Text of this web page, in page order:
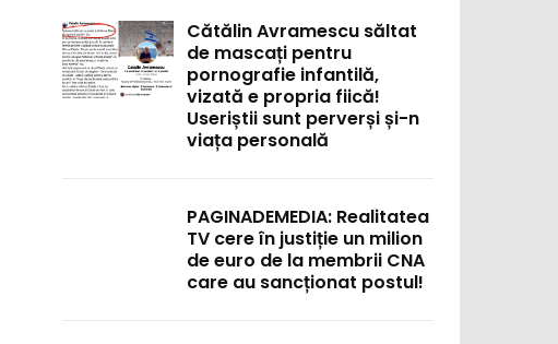
Cătălin Avramescu săltat
de mascați pentru
pornografie infantilă,
vizată e propria fiică!
Useriștii sunt perverși și-n
viața personală
PAGINADEMEDIA: Realitatea
TV cere în justiție un milion
de euro de la membrii CNA
care au sancționat postul!